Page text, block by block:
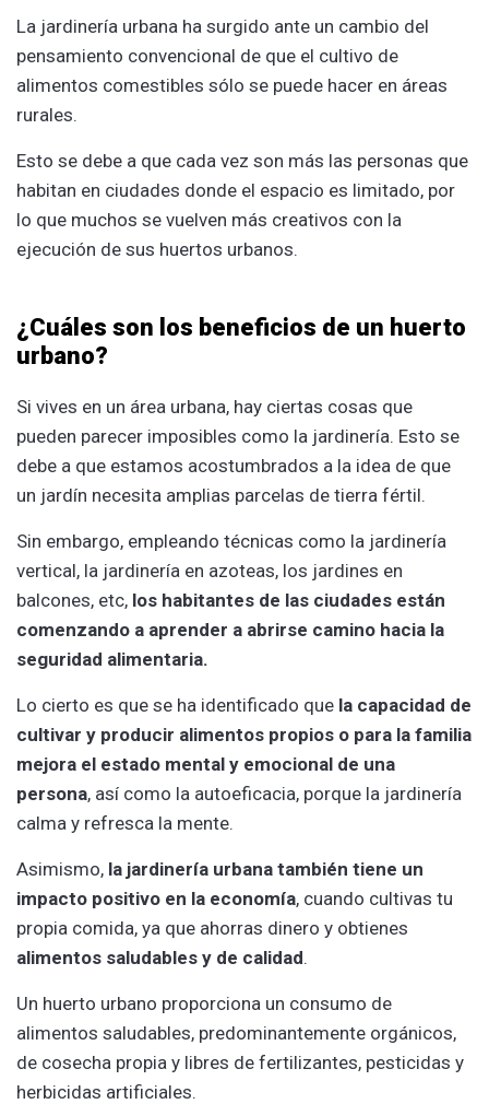
La jardinería urbana ha surgido ante un cambio del
pensamiento convencional de que el cultivo de
alimentos comestibles sólo se puede hacer en áreas
rurales.
Esto se debe a que cada vez son más las personas que
habitan en ciudades donde el espacio es limitado, por
lo que muchos se vuelven más creativos con la
ejecución de sus huertos urbanos.
¿Cuáles son los beneficios de un huerto
urbano?
Si vives en un área urbana, hay ciertas cosas que
pueden parecer imposibles como la jardinería. Esto se
debe a que estamos acostumbrados a la idea de que
un jardín necesita amplias parcelas de tierra fértil.
Sin embargo, empleando técnicas como la jardinería
vertical, la jardinería en azoteas, los jardines en
balcones, etc, los habitantes de las ciudades están
comenzando a aprender a abrirse camino hacia la
seguridad alimentaria.
Lo cierto es que se ha identificado que la capacidad de
cultivar y producir alimentos propios o para la familia
mejora el estado mental y emocional de una
persona, así como la autoeficacia, porque la jardinería
calma y refresca la mente.
Asimismo, la jardinería urbana también tiene un
impacto positivo en la economía, cuando cultivas tu
propia comida, ya que ahorras dinero y obtienes
alimentos saludables y de calidad.
Un huerto urbano proporciona un consumo de
alimentos saludables, predominantemente orgánicos,
de cosecha propia y libres de fertilizantes, pesticidas y
herbicidas artificiales.